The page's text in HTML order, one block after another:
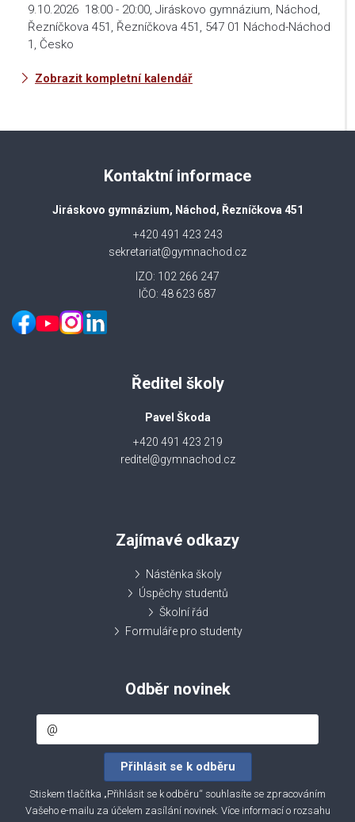
9.10.2026 18:00 - 20:00, Jiráskovo gymnázium, Náchod,
Řezníčkova 451, Řezníčkova 451, 547 01 Náchod-Náchod
1, Česko
Zobrazit kompletní kalendář
Kontaktní informace
Jiráskovo gymnázium, Náchod, Řezníčkova 451
+420 491 423 243
sekretariat@gymnachod.cz
IZO: 102 266 247
IČO: 48 623 687
Ředitel školy
Pavel Škoda
+420 491 423 219
reditel@gymnachod.cz
Zajímavé odkazy
Nástěnka školy
Úspěchy studentů
Školní řád
Formuláře pro studenty
Odběr novinek
Stiskem tlačítka „Přihlásit se k odběru“ souhlasíte se zpracováním
Vašeho e-mailu za účelem zasílání novinek. Více informací o rozsahu